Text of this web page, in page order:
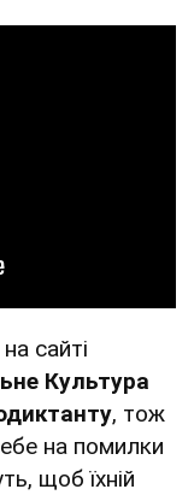
на сайті
Культура
, тож
на помилки
щоб їхній